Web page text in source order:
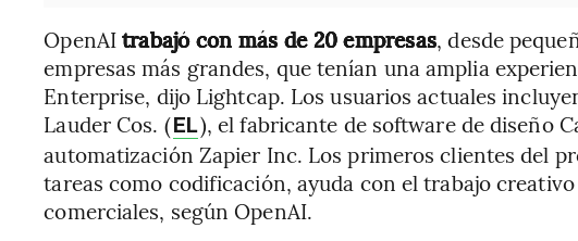
OpenAItrabajó con más de 20 empresas, desde
empresas más grandes, que tenían una amplia
Enterprise, dijo Lightcap. Los usuarios actuales
Lauder Cos. (EL), el fabricante de software de diseño
automatización Zapier Inc. Los primeros clientes del
tareas como codificación, ayuda con el trabajo
comerciales, según OpenAI.